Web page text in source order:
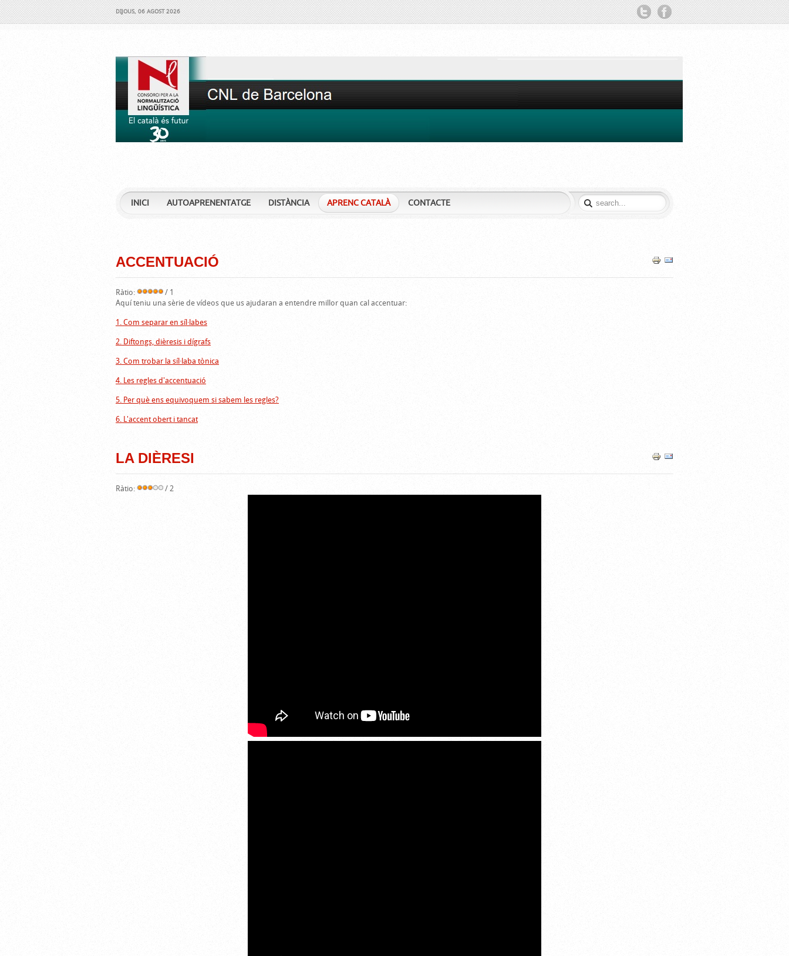
DIJOUS, 06 AGOST 2026 TWITTERFACEBOOK
INICI AUTOAPRENENTATGE DISTÀNCIA APRENC CATALÀ CONTACTE
ACCENTUACIÓ
Ràtio:
/ 1
Aquí teniu una sèrie de vídeos que us ajudaran a entendre millor quan cal accentuar:
1. Com separar en síl·labes
2. Diftongs, dièresis i dígrafs
3. Com trobar la síl·laba tònica
4. Les regles d'accentuació
5. Per què ens equivoquem si sabem les regles?
6. L'accent obert i tancat
LA DIÈRESI
Ràtio: / 2